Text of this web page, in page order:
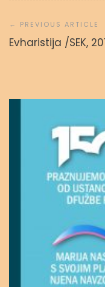
prispevka
Evharistija /SEK,